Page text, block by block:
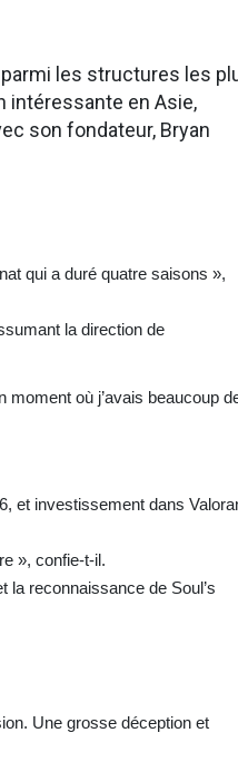
les structures les
intéressante en Asie,
son fondateur, Bryan
qui a duré quatre saisons »,
la direction de
moment où j’avais beaucoup
et investissement dans
», confie-t-il.
la reconnaissance de Soul’s
Une grosse déception et